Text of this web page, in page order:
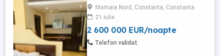
+ Restaurant 4*, P+2 cu autorizatie pt inca
un etaj, cu inca 9 camere, situat chiar pe
malul marii, intr-o zona linistita, dar
totodata aproape de vibratia statiunii.
Teren in proprietate 500 mp. Proprietatea
Mamaia Nord, Constanta, Constanta
21 iulie
2 600 000 EUR/noapte
Telefon validat